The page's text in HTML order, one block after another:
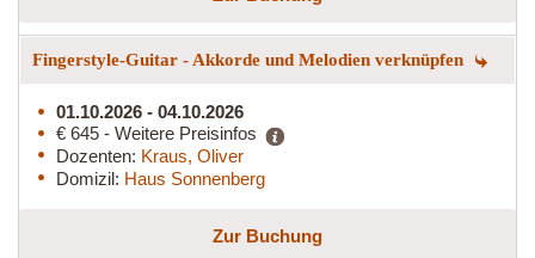
Fingerstyle-Guitar - Akkorde und Melodien verknüpfen
01.10.2026 - 04.10.2026
€ 645 - Weitere Preisinfos
Dozenten: Kraus, Oliver
Domizil: Haus Sonnenberg
Zur Buchung